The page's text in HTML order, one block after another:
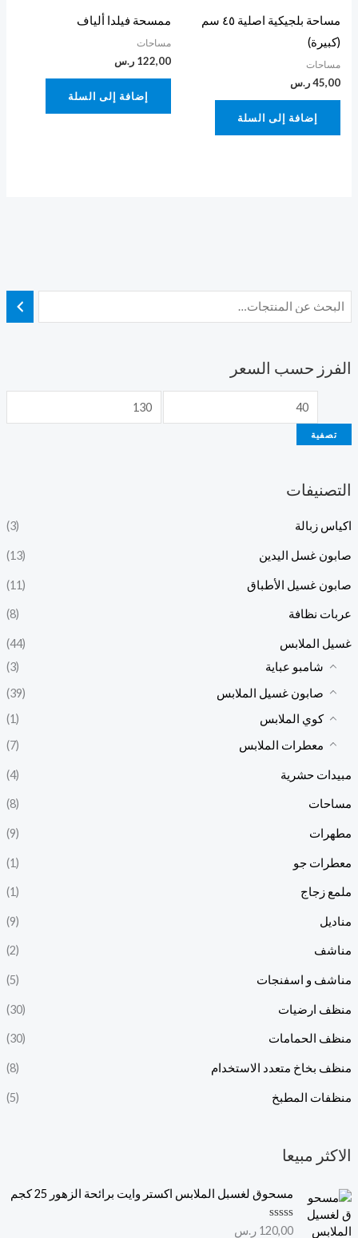
الفرز حسب السعر
تصفية
التصنيفات
اكياس زبالة (3)
صابون غسل اليدين (13)
صابون غسيل الأطباق (11)
عربات نظافة (8)
غسيل الملابس
(44)
شامبو عباية
(3)
صابون غسيل الملابس
(39)
كوي الملابس
(1)
معطرات الملابس
(7)
مبيدات حشرية (4)
مساحات (8)
مطهرات (9)
معطرات جو (1)
ملمع زجاج (1)
مناديل (9)
مناشف (2)
مناشف و اسفنجات (5)
منظف ارضيات (30)
منظف الحمامات (30)
منظف بخاخ متعدد الاستخدام (8)
منظفات المطبخ (5)
الاكثر مبيعا
مسحوق لغسبل الملابس اكستر وايت برائحة الزهور 25 كجم
ت120,00 ر.س
مساحة بلجيكية اصلية ٤٥ سم
(كبيرة)
مساحات
45,00 ر.س
إضافة إلى السلة
ممسحة فيلدا ألياف
مساحات
122,00 ر.س
إضافة إلى السلة